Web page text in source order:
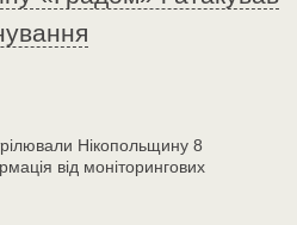
Нікопольщину 8
від моніторингових